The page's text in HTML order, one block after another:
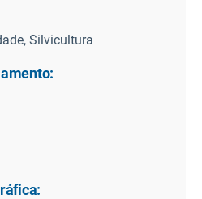
Silvicultura